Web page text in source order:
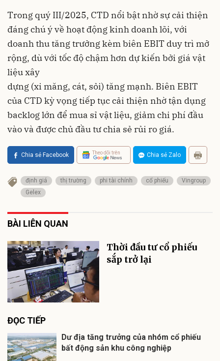
Trong quý III/2025, CTD nổi bật nhờ sự cải thiện
đáng chú ý về hoạt động kinh doanh lõi, với
doanh thu tăng trưởng kèm biên EBIT duy trì mở
rộng, dù với tốc độ chậm hơn dự kiến bởi giá vật
liệu xây
dựng (xi măng, cát, sỏi) tăng mạnh. Biên EBIT
của CTD kỳ vọng tiếp tục cải thiện nhờ tận dụng
backlog lớn để mua sỉ vật liệu, giảm chi phí đầu
vào và được chủ đầu tư chia sẻ rủi ro giá.
Chia sẻ Facebook Theo dõi trên Chia sẻ Zalo
định giá thị trường phi tài chính cổ phiếu
Vingroup
Gelex
BÀI LIÊN QUAN
Thời đầu tư cổ phiếu
sắp trở lại
ĐỌC TIẾP
Dư địa tăng trưởng của nhóm cổ phiếu
bất động sản khu công nghiệp